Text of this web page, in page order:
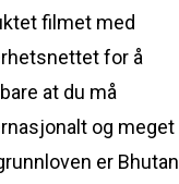
filmet med
for å
at du må
og meget
er Bhutan